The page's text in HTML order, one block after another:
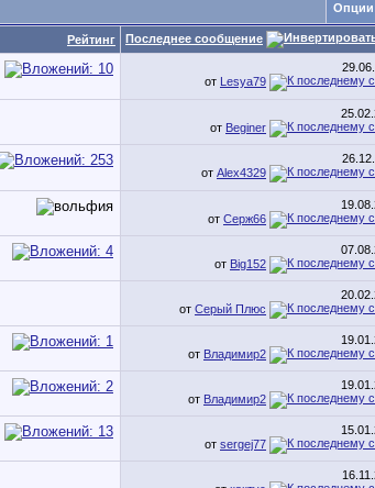
Опции
Рейтинг Последнее сообщение
от Lesya79
от Beginer
от Alex4329
от Серж66
от Big152
от Серый Плюс
от Владимир2
от Владимир2
от sergej77